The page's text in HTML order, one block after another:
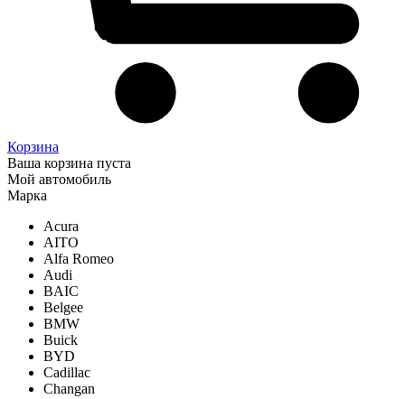
Корзина
Ваша корзина пуста
Мой автомобиль
Марка
Acura
AITO
Alfa Romeo
Audi
BAIC
Belgee
BMW
Buick
BYD
Cadillac
Changan